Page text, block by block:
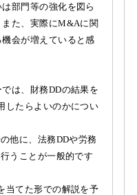
部門等の強化を図ら
た、実際にM&Aに関
会が増えていると感
は、財務DDの結果を
したらよいのかについ
他に、法務DDや労務
うことが一般的です
当てた形での解説を予